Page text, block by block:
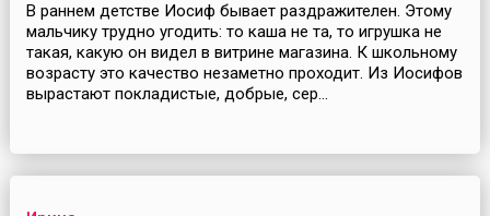
В раннем детстве Иосиф бывает раздражителен. Этому
мальчику трудно угодить: то каша не та, то игрушка не
такая, какую он видел в витрине магазина. К школьному
возрасту это качество незаметно проходит. Из Иосифов
вырастают покладистые, добрые, сер...